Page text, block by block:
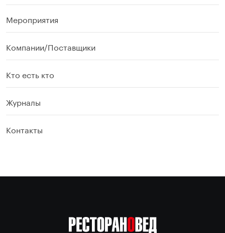
Мероприятия
Компании/Поставщики
Кто есть кто
Журналы
Контакты